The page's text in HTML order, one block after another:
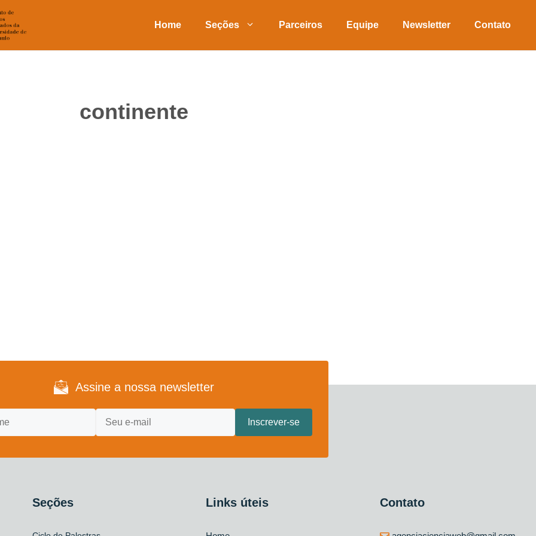
Home Seções Parceiros Equipe Newsletter Contato
continente
Assine a nossa newsletter
Seções Links úteis Contato